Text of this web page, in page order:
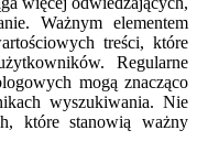
Ważnym elementem
treści, które
Regularne
mogą znacząco
wyszukiwania. Nie
które stanowią ważny